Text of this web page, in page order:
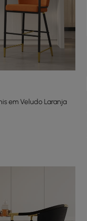
em Veludo Laranja